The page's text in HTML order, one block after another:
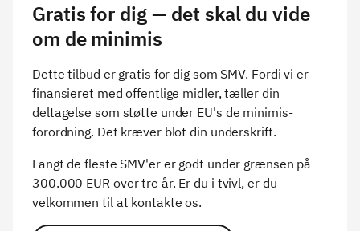
Gratis for dig — det skal du vide
om de minimis
Dette tilbud er gratis for dig som SMV. Fordi vi er
finansieret med offentlige midler, tæller din
deltagelse som støtte under EU's de minimis-
forordning. Det kræver blot din underskrift.
Langt de fleste SMV'er er godt under grænsen på
300.000 EUR over tre år. Er du i tvivl, er du
velkommen til at kontakte os.